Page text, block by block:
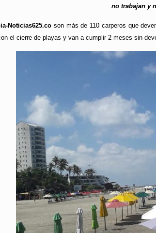
no trabajan y
Noticias625.co son más de 110 carperos que
el cierre de playas y van a cumplir 2 meses sin